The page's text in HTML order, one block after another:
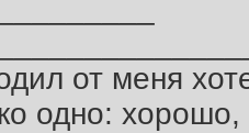
от меня
одно: